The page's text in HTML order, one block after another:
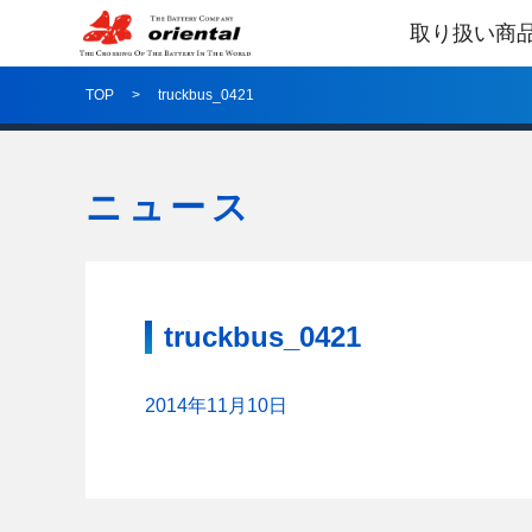
取り扱い商
TOP truckbus_0421
ニュース
truckbus_0421
2014年11月10日